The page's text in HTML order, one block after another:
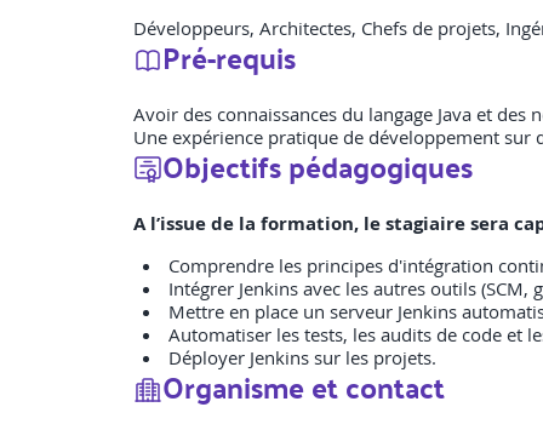
Développeurs, Architectes, Chefs de projets,
Pré-requis
Avoir des connaissances du langage Java et
Une expérience pratique de développement sur
Objectifs pédagogiques
A l’issue de la formation, le stagiaire sera
Comprendre les principes d'intégration
Intégrer Jenkins avec les autres outils (SCM,
Mettre en place un serveur Jenkins
Automatiser les tests, les audits de code et
Déployer Jenkins sur les projets.
Organisme et contact